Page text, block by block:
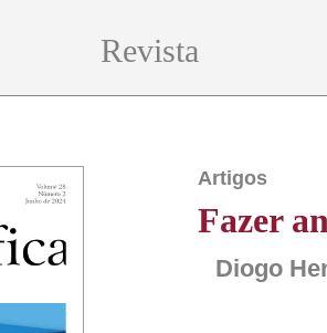
Revista
Artigos
Fazer
Diogo